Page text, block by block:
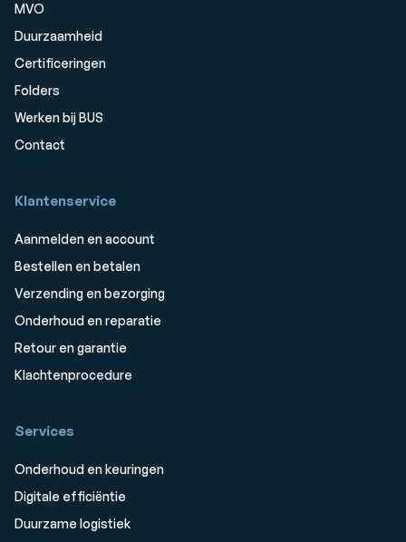
MVO
Duurzaamheid
Certificeringen
Folders
Werken bij BUS
Contact
Klantenservice
Aanmelden en account
Bestellen en betalen
Verzending en bezorging
Onderhoud en reparatie
Retour en garantie
Klachtenprocedure
Services
Onderhoud en keuringen
Digitale efficiëntie
Duurzame logistiek